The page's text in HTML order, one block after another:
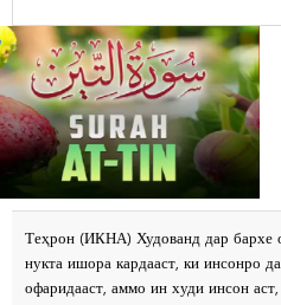
Теҳрон (ИКНА) Худованд дар бархе
нукта ишора кардааст, ки инсонро
офаридааст, аммо ин худи инсон